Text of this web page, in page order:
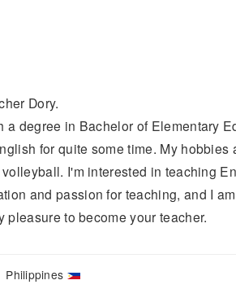
Dory.
a degree in Bachelor of Elementary
for quite some time. My
I'm interested in teaching
and passion for teaching, and I
pleasure to become your teacher.
Philippines